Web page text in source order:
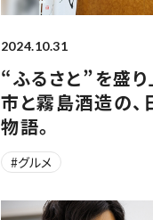
2024.10.31
“ふるさと”を盛
市と霧島酒造の
物語。
#グルメ